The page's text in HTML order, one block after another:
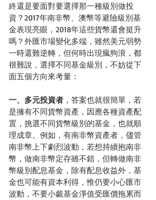
終還是要面對要選擇那一種級別做投
資？2017年南非幣、澳幣等避險級別基
金表現亮眼，2018年這些貨幣還會挺升
嗎？外匯市場變化多端，雖然美元弱勢
一時還難逆轉，但何時出現瘋狗浪，都
很難說，選擇不同基金級別，不妨從下
面五個方向來考量：
一、多元投資者 ，答案也就很簡單，若
是擁有不同貨幣資產，因應各種資產配
置，挑選不同貨幣級別的基金，也就順
理成章。例如，有南非幣資產者，儘管
南非幣上下劇烈波動，若想持續抱南非
幣，做南非幣定存雖不錯，但轉做南非
幣級別配息基金，除有配息收益外，基
金也可能有資本利得，惟仍要小心匯市
波動，不要小覷基金淨值受匯價拖累而